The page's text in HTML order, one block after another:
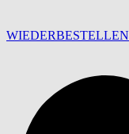
WIEDERBESTELLEN